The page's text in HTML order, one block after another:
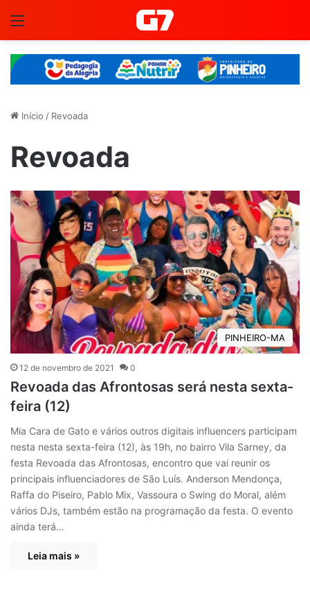
Início / Revoada
Revoada
PINHEIRO-MA
12 de novembro de 2021 0
Revoada das Afrontosas será nesta sexta-
feira (12)
Mia Cara de Gato e vários outros digitais influencers participam
nesta nesta sexta-feira (12), às 19h, no bairro Vila Sarney, da
festa Revoada das Afrontosas, encontro que vai reunir os
principais influenciadores de São Luís. Anderson Mendonça,
Raffa do Piseiro, Pablo Mix, Vassoura o Swing do Moral, além
vários DJs, também estão na programação da festa. O evento
ainda terá…
Leia mais »